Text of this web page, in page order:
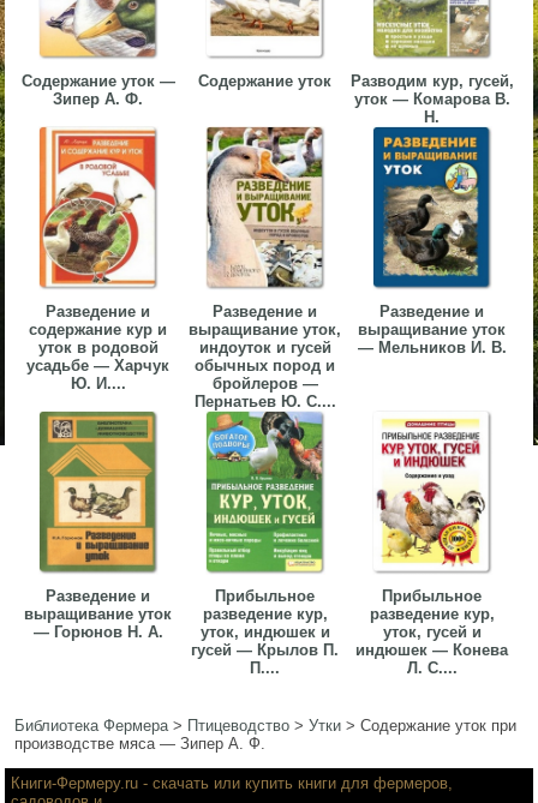
Содержание уток —
Зипер А. Ф.
Содержание уток
Разводим кур, гусей,
уток — Комарова В.
Н.
Разведение и
содержание кур и
уток в родовой
усадьбе — Харчук
Ю. И....
Разведение и
выращивание уток,
индоуток и гусей
обычных пород и
бройлеров —
Пернатьев Ю. С....
Разведение и
выращивание уток
— Мельников И. В.
Разведение и
выращивание уток
— Горюнов Н. А.
Прибыльное
разведение кур,
уток, индюшек и
гусей — Крылов П.
П....
Прибыльное
разведение кур,
уток, гусей и
индюшек — Конева
Л. С....
Библиотека Фермера> Птицеводство >Утки >Содержание уток при
производстве мяса — Зипер А. Ф.
▼
Книги-Фермеру.ru - скачать или купить книги для фермеров,